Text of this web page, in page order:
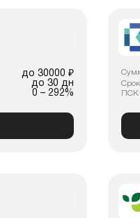
до 30000 ₽
до 30 дн
0 – 292%
Срок
ПСК